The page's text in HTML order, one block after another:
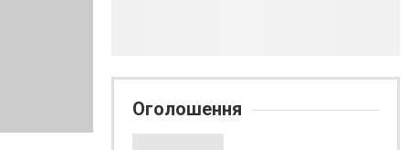
Оголошення